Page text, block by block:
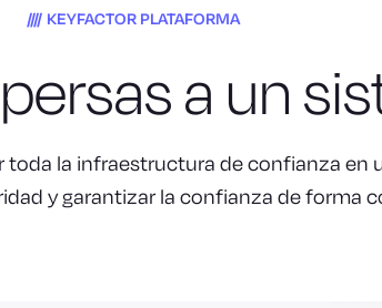
KEYFACTOR PLATAFORMA
a un
la infraestructura de confianza
y garantizar la confianza de forma